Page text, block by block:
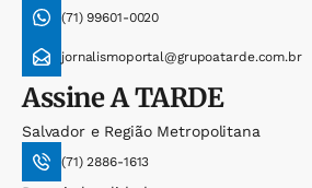
(71) 99601-0020
jornalismoportal@grupoatarde.com.br
AssineA TARDE
Salvador e Região Metropolitana
(71) 2886-1613